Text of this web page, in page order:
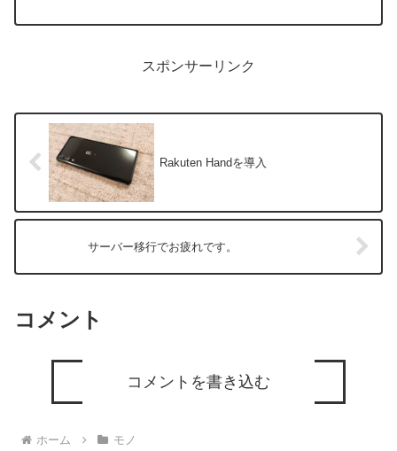
が、最近電池が弱くなってきた…という
スポンサーリンク
Rakuten Handを導入
サーバー移行でお疲れです。
コメント
コメントを書き込む
ホーム モノ